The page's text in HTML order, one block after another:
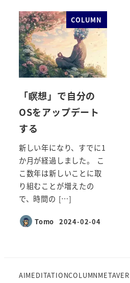
COLUMN
「瞑想」で自分の
OSをアップデート
する
新しい年になり、すでに1
か月が経過しました。 こ
こ数年は新しいことに取
り組むことが増えたの
で、時間の […]
Tomo
投稿日
2024-02-04
AIMEDITATIONCOLUMN